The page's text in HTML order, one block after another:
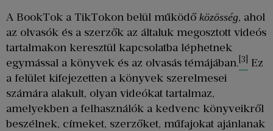
A BookTok a TikTokon belül működő közösség, ahol
az olvasók és a szerzők az általuk megosztott videós
tartalmakon keresztül kapcsolatba léphetnek
egymással a könyvek és az olvasás témájában. [3]
Ez
a felület kifejezetten a könyvek szerelmesei
számára alakult, olyan videókat tartalmaz,
amelyekben a felhasználók a kedvenc könyveikről
beszélnek, címeket, szerzőket, műfajokat ajánlanak